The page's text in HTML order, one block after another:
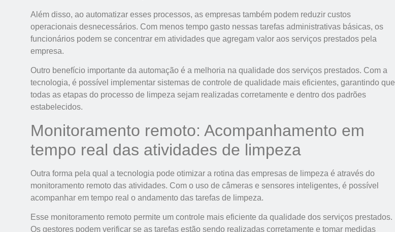
Além disso, ao automatizar esses processos, as empresas também podem reduzir custos
operacionais desnecessários. Com menos tempo gasto nessas tarefas administrativas básicas, os
funcionários podem se concentrar em atividades que agregam valor aos serviços prestados pela
empresa.
Outro benefício importante da automação é a melhoria na qualidade dos serviços prestados. Com a
tecnologia, é possível implementar sistemas de controle de qualidade mais eficientes, garantindo que
todas as etapas do processo de limpeza sejam realizadas corretamente e dentro dos padrões
estabelecidos.
Monitoramento remoto: Acompanhamento em
tempo real das atividades de limpeza
Outra forma pela qual a tecnologia pode otimizar a rotina das empresas de limpeza é através do
monitoramento remoto das atividades. Com o uso de câmeras e sensores inteligentes, é possível
acompanhar em tempo real o andamento das tarefas de limpeza.
Esse monitoramento remoto permite um controle mais eficiente da qualidade dos serviços prestados.
Os gestores podem verificar se as tarefas estão sendo realizadas corretamente e tomar medidas